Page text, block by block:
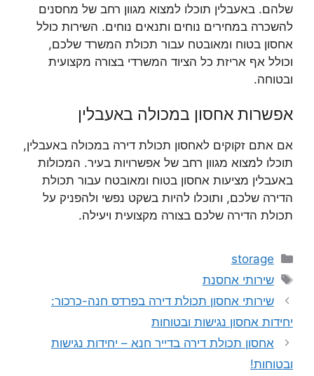
שלהם. באעבלין תוכלו למצוא מגוון רחב של מחסנים
להשכרה במחירים נוחים ותנאים נוחים. השירות כולל
אחסון בטוח ומאובטח עבור תכולת המשרד שלכם,
וכולל אף אריזת כל הציוד המשרדי בצורה מקצועית
ובטוחה.
אפשרות אחסון במכולה באעבלין
אם אתם זקוקים לאחסון תכולת דירה במכולה באעבלין,
תוכלו למצוא מגוון רחב של אפשרויות בעיר. המכולות
באעבלין מציעות אחסון בטוח ומאובטח עבור תכולת
הדירה שלכם, ותוכלו להיות בשקט נפשי ולהפניק על
תכולת הדירה שלכם בצורה מקצועית ויעילה.
קטגוריות
storage
תגיות
שירותי אחסנת
שירותי אחסון תכולת דירה בפרדס חנה-כרכור:
יחידות אחסון נגישות ובטוחות
אחסון תכולת דירה בדייר חנא – יחידות נגישות
ובטוחות!